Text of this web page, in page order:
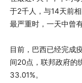
于2千人，与14天前
最严重时，一天中曾
目前，巴西已经完成
间20点，联邦政府的
33.01%。